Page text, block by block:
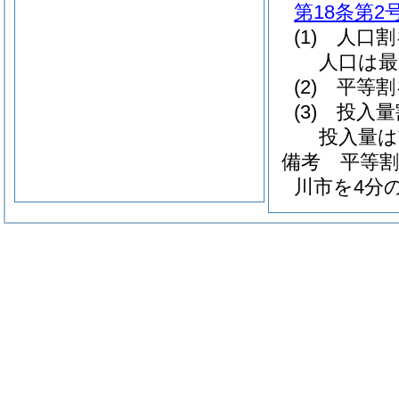
第18条第2
(1) 人口割
人口は
(2) 平等割
(3) 投入量
投入量
備考 平等割
川市を4分